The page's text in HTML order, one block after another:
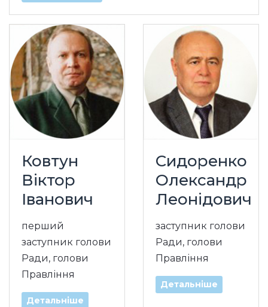
Ковтун
Віктор
Іванович
перший
заступник голови
Ради, голови
Правління
Детальніше
Сидоренко
Олександр
Леонідович
заступник голови
Ради, голови
Правління
Детальніше